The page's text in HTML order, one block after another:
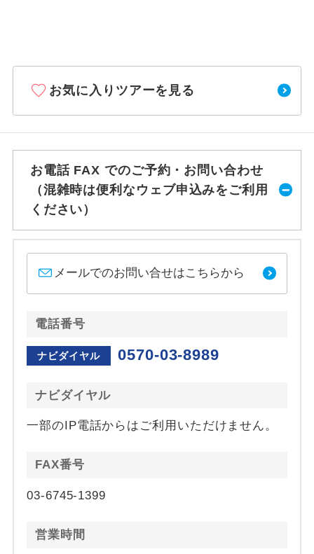
お気に入りツアーを見る
お電話 FAX でのご予約・お問い合わせ
（混雑時は便利なウェブ申込みをご利用
ください）
メールでのお問い合せはこちらから
電話番号
ナビダイヤル 0570-03-8989
ナビダイヤル
一部のIP電話からはご利用いただけません。
FAX番号
03-6745-1399
営業時間